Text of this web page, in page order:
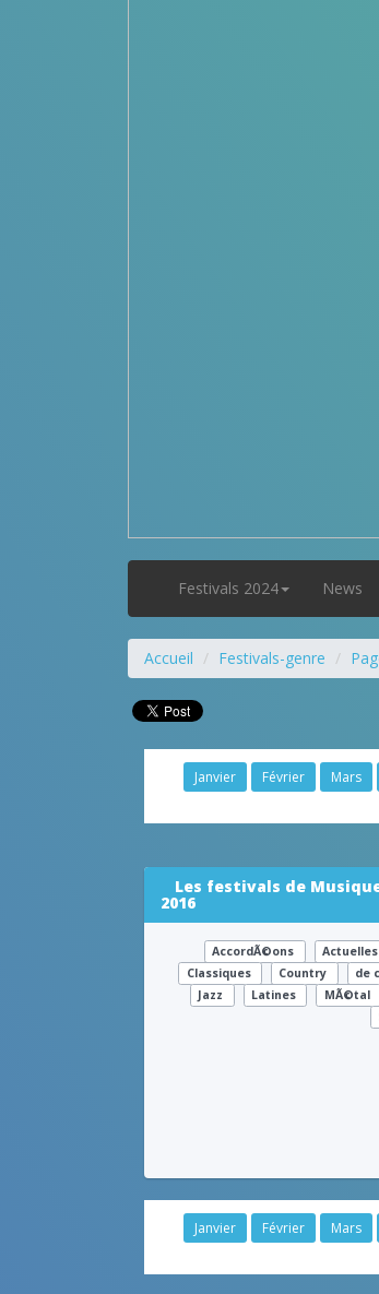
Festivals 2024 News
Accueil Festivals-genre
Janvier Février Mars
Les festivals de
2016
AccordÃ©ons Actuelles
Classiques
Country de
Jazz
Latines MÃ©tal
Janvier Février Mars